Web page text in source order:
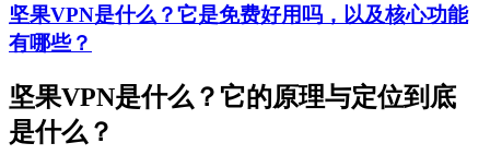
坚果VPN是什么？它是免费好用吗，以及核心功能
有哪些？
坚果VPN是什么？它的原理与定位到底
是什么？